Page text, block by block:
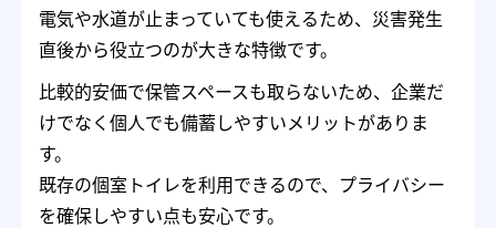
電気や水道が止まっていても使えるため、災害発生
直後から役立つのが大きな特徴です。
比較的安価で保管スペースも取らないため、企業だ
けでなく個人でも備蓄しやすいメリットがありま
す。
既存の個室トイレを利用できるので、プライバシー
を確保しやすい点も安心です。